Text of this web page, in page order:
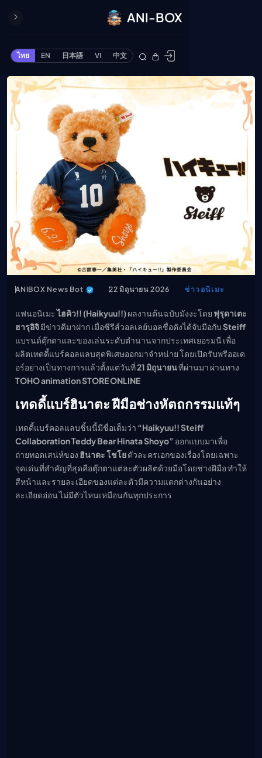
ข้ามไปยังเนื้อหา
ANI-BOX
ไทย EN 日本語 VI 中文
ปิด
ONE PIECE
Cardgame
Cardlist
Collection
Deck Share
PREMIUM SERVICE
ทีวีออนไลน์
เมะ (คืนนี้)
ตารางออกอากาศอนิ
เมะ
ANIBOX News Bot 22 มิถุนายน 2026 ข่าวอนิเมะ
แฟนอนิเมะไฮคิว!! (Haikyuu!!)ผลงานต้นฉบับมังงะโดย ฟุรุดาเตะ
ฮารุอิจิมีข่าวดีมาฝาก เมื่อซีรีส์วอลเลย์บอลชื่อดังได้จับมือกับSteiff
แบรนด์ตุ๊กตาและของเล่นระดับตำนานจากประเทศเยอรมนี เพื่อ
ผลิตเทดดี้แบร์คอลแลบสุดพิเศษออกมาจำหน่าย โดยเปิดรับพรีออเด
อร์อย่างเป็นทางการแล้วตั้งแต่วันที่21 มิถุนายนที่ผ่านมา ผ่านทาง
TOHO animation STORE ONLINE
เทดดี้แบร์ฮินาตะ ฝีมือช่างหัตถกรรมแท้ๆ
เทดดี้แบร์คอลแลบชิ้นนี้มีชื่อเต็มว่า “Haikyuu!! Steiff
Collaboration Teddy Bear Hinata Shoyo” ออกแบบมาเพื่อ
ถ่ายทอดเสน่ห์ของ ฮินาตะ โชโยตัวละครเอกของเรื่องโดยเฉพาะ
จุดเด่นที่สำคัญที่สุดคือตุ๊กตาแต่ละตัวผลิตด้วยมือโดยช่างฝีมือ ทำให้
สีหน้าและรายละเอียดของแต่ละตัวมีความแตกต่างกันอย่าง
ละเอียดอ่อน ไม่มีตัวไหนเหมือนกันทุกประการ